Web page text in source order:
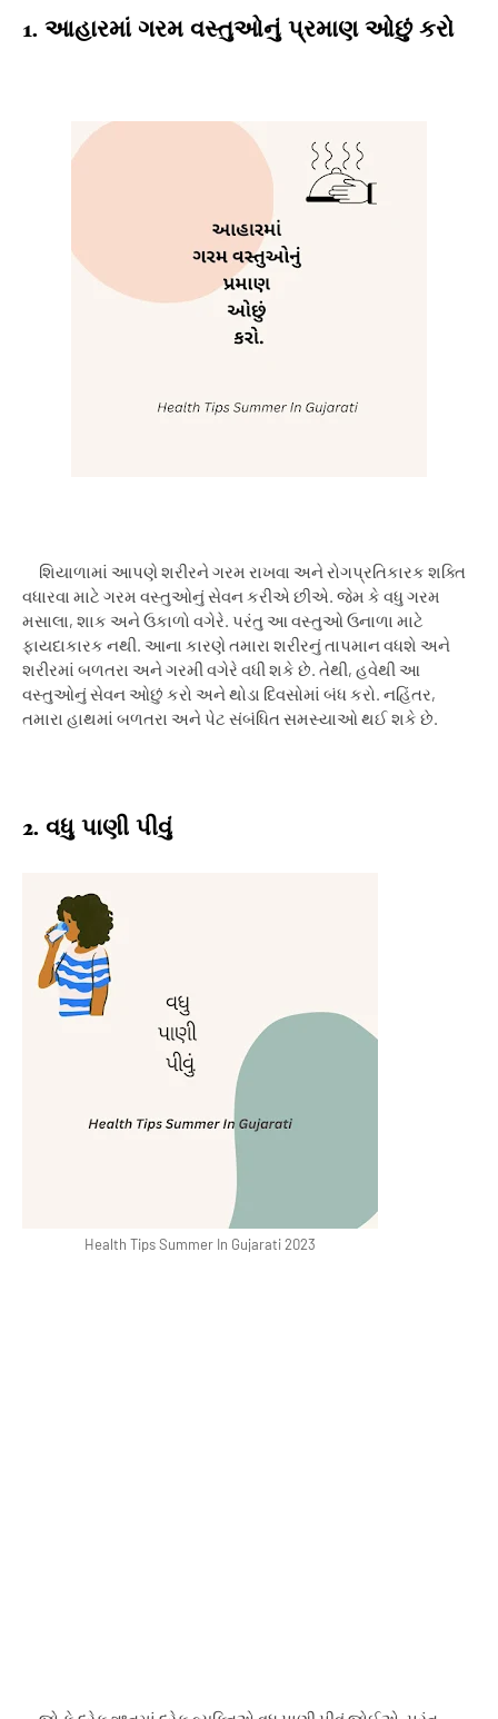
1. આહારમાં ગરમ ​​વસ્તુઓનું પ્રમાણ ઓછું કરો
શિયાળામાં આપણે શરીરને ગરમ રાખવા અને રોગપ્રતિકારક શક્તિ
વધારવા માટે ગરમ વસ્તુઓનું સેવન કરીએ છીએ. જેમ કે વધુ ગરમ
મસાલા, શાક અને ઉકાળો વગેરે. પરંતુ આ વસ્તુઓ ઉનાળા માટે
ફાયદાકારક નથી. આના કારણે તમારા શરીરનું તાપમાન વધશે અને
શરીરમાં બળતરા અને ગરમી વગેરે વધી શકે છે. તેથી, હવેથી આ
વસ્તુઓનું સેવન ઓછું કરો અને થોડા દિવસોમાં બંધ કરો. નહિંતર,
તમારા હાથમાં બળતરા અને પેટ સંબંધિત સમસ્યાઓ થઈ શકે છે.
2. વધુ પાણી પીવું
Health TipsSummer In Gujarati 2023